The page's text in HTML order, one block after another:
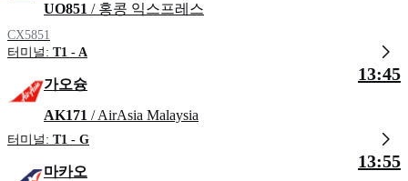
UO851 / 홍콩 익스프레스
CX5851
터미널: T1 - A
가오슝
AK171 / AirAsia Malaysia
터미널: T1 - G
13:45
마카오
13:55